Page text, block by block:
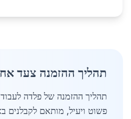
תהליך ההזמנה צעד
תהליך ההזמנה של פלדה
פשוט ויעיל, מותאם לקבלנים